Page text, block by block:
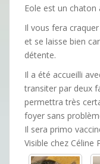
Eole est un chaton
Il vous fera
et se laisse bien
détente.
Il a été accueilli
transiter par deux
permettra très
foyer sans
Il sera primo
Visible chez Céline